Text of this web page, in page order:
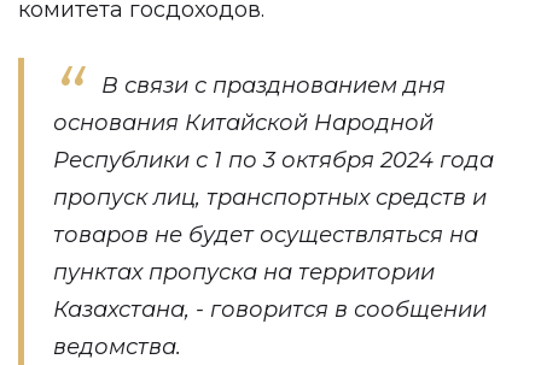
комитета госдоходов.
В связи с празднованием дня
основания Китайской Народной
Республики с 1 по 3 октября 2024 года
пропуск лиц, транспортных средств и
товаров не будет осуществляться на
пунктах пропуска на территории
Казахстана, - говорится в сообщении
ведомства.